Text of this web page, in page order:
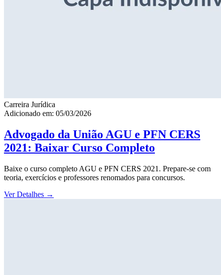
Carreira Jurídica
Adicionado em: 05/03/2026
Advogado da União AGU e PFN CERS
2021: Baixar Curso Completo
Baixe o curso completo AGU e PFN CERS 2021. Prepare-se com
teoria, exercícios e professores renomados para concursos.
Ver Detalhes →